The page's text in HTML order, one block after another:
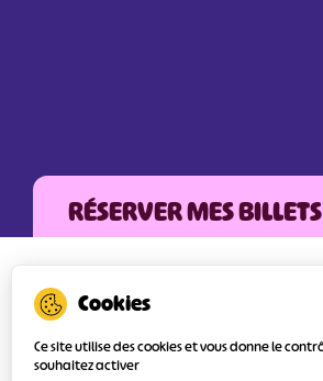
RÉSERVER MES BILLETS
L'Agence
FEDER
services
l’objectif
Ce site utilise des cookies et vous donne le
souhaitez activer